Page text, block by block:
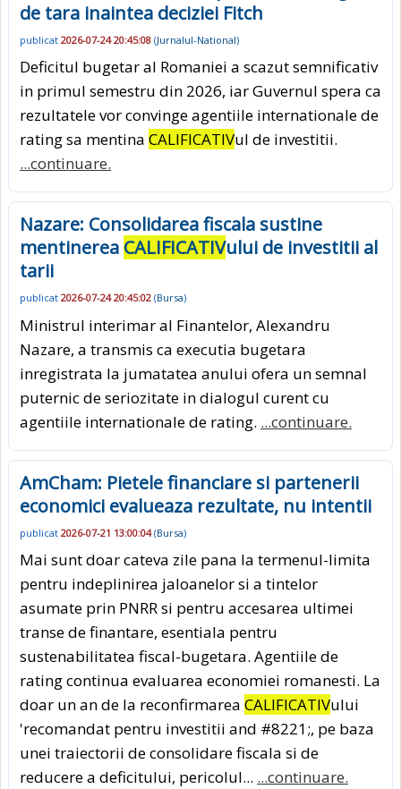
de tara inaintea deciziei Fitch
publicat 2026-07-24 20:45:08 (Jurnalul-National)
Deficitul bugetar al Romaniei a scazut semnificativ
in primul semestru din 2026, iar Guvernul spera ca
rezultatele vor convinge agentiile internationale de
rating sa mentina CALIFICATIVul de investitii.
...continuare.
Nazare: Consolidarea fiscala sustine
mentinerea CALIFICATIVului de investitii al
tarii
publicat 2026-07-24 20:45:02 (Bursa)
Ministrul interimar al Finantelor, Alexandru
Nazare, a transmis ca executia bugetara
inregistrata la jumatatea anului ofera un semnal
puternic de seriozitate in dialogul curent cu
agentiile internationale de rating. ...continuare.
AmCham: Pietele financiare si partenerii
economici evalueaza rezultate, nu intentii
publicat 2026-07-21 13:00:04(Bursa)
Mai sunt doar cateva zile pana la termenul-limita
pentru indeplinirea jaloanelor si a tintelor
asumate prin PNRR si pentru accesarea ultimei
transe de finantare, esentiala pentru
sustenabilitatea fiscal-bugetara. Agentiile de
rating continua evaluarea economiei romanesti. La
doar un an de la reconfirmarea CALIFICATIVului
'recomandat pentru investitii and #8221;, pe baza
unei traiectorii de consolidare fiscala si de
reducere a deficitului, pericolul... ...continuare.